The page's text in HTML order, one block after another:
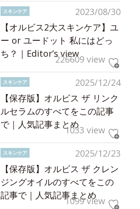
2023/08/30
スキンケア
【オルビス2大スキンケア】ユ
ー or ユードット 私にはどっ
ち？｜Editor’s view226609 view
2025/12/24
スキンケア
【保存版】オルビス ザ リンク
ルセラムのすべてをこの記事
で｜人気記事まとめ1033 view
2025/12/23
スキンケア
【保存版】オルビス ザ クレン
ジングオイルのすべてをこの
記事で｜人気記事まとめ
1099 view